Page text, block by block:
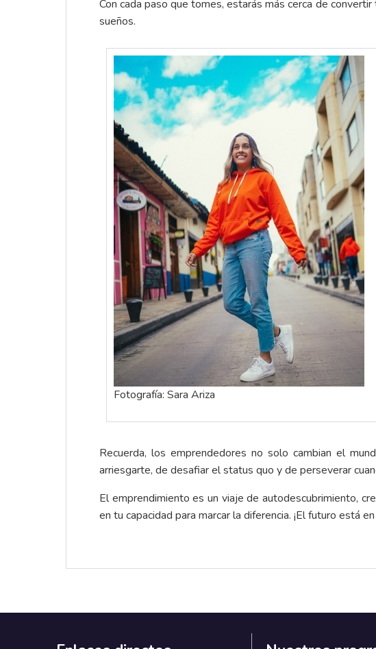
Con cada paso que tomes, estarás más cerca de
sueños.
Fotografía: Sara Ariza
Recuerda, los emprendedores no solo cambian el
arriesgarte, de desafiar el status quo y de perseverar
El emprendimiento es un viaje de autodescubrimiento,
en tu capacidad para marcar la diferencia. ¡El futuro está